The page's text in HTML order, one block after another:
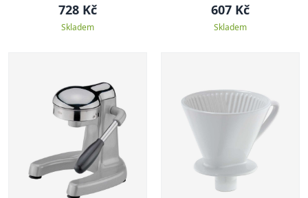
728 Kč
Skladem
607 Kč
Skladem